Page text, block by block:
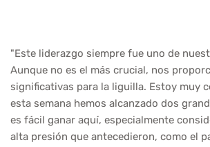
"Este liderazgo siempre fue uno de
Aunque no es el más crucial, nos
significativas para la liguilla. Estoy muy
esta semana hemos alcanzado dos
es fácil ganar aquí, especialmente
alta presión que antecedieron, como el